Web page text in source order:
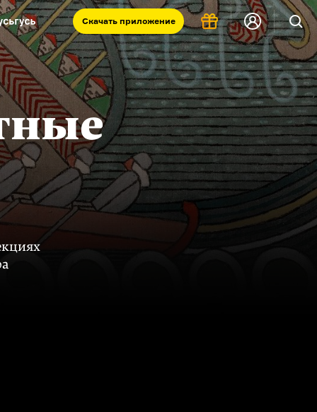
Скачать приложение
Запад и Восток: история культур
такое античность
комната